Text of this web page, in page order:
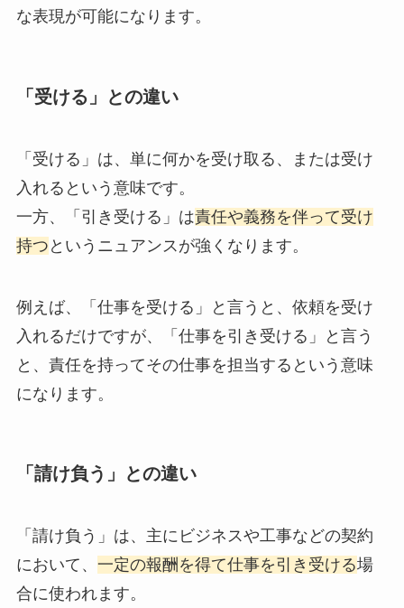
な表現が可能になります。
「受ける」との違い
「受ける」は、単に何かを受け取る、または受け
入れるという意味です。
一方、「引き受ける」は責任や義務を伴って受け
持つ というニュアンスが強くなります。
例えば、「仕事を受ける」と言うと、依頼を受け
入れるだけですが、「仕事を引き受ける」と言う
と、責任を持ってその仕事を担当するという意味
になります。
「請け負う」との違い
「請け負う」は、主にビジネスや工事などの契約
において、 一定の報酬を得て仕事を引き受ける場
合に使われます。